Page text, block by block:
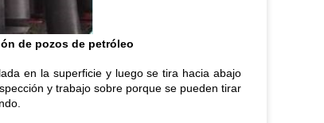
de pozos de petróleo
en la superficie y luego se tira hacia abajo
y trabajo sobre porque se pueden tirar